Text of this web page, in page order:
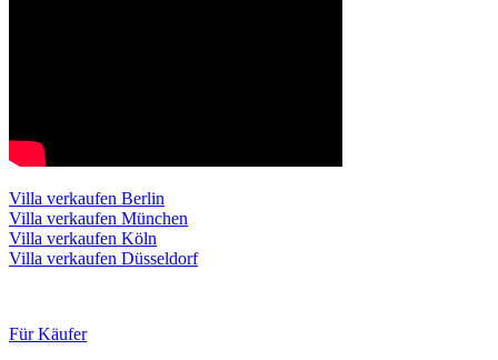
Villa verkaufen Berlin
Villa verkaufen München
Villa verkaufen Köln
Villa verkaufen Düsseldorf
Für Käufer